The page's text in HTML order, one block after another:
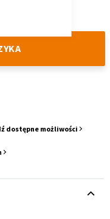
dostępne możliwości